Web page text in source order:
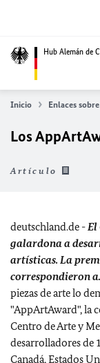
Hub Alemán de
Inicio Enlaces
Los
Artículo
deutschland.de -El
galardona a
artísticas. La
correspondieron
piezas de arte lo
"AppArtAward", la
Centro de Arte y
desarrolladores de
Canadá, Estados